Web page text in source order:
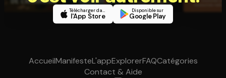
Télécharger dans
l'App Store
Disponible sur
Google Play
AccueilManifesteL'appExplorerFAQCatégories
Contact & Aide